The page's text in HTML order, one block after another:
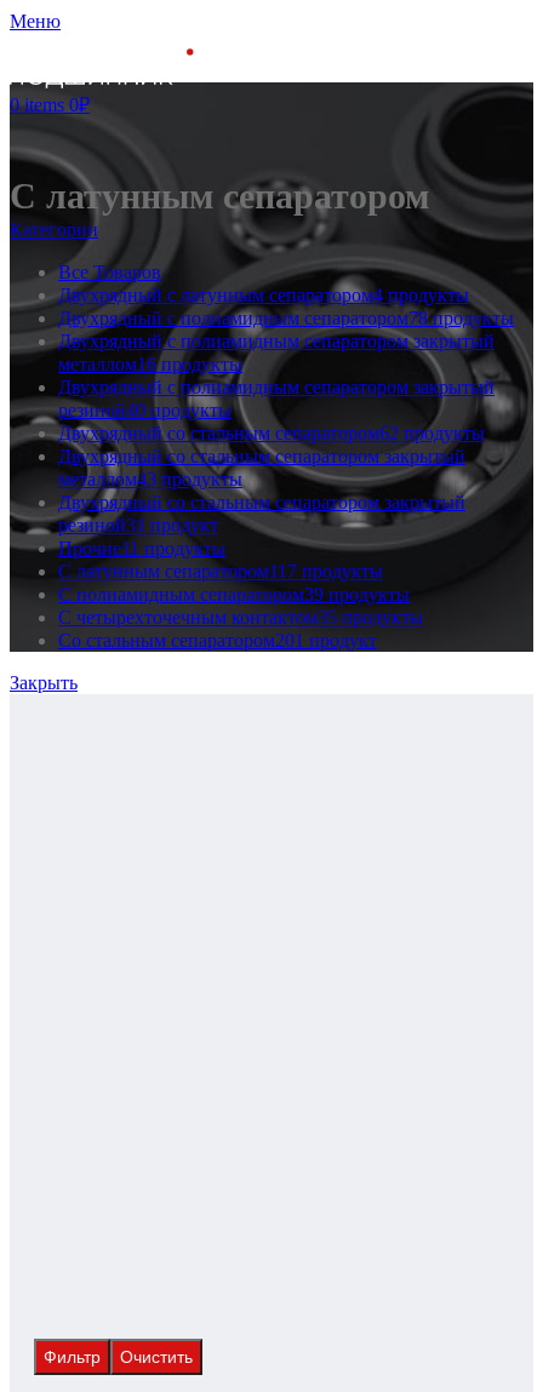
Меню
0 items 0₽
С латунным сепаратором
Категории
Все Товаров
Двухрядный с латунным сепаратором4 продукты
Двухрядный с полиамидным сепаратором78 продукты
Двухрядный с полиамидным сепаратором закрытый
металлом16 продукты
Двухрядный с полиамидным сепаратором закрытый
резиной40 продукты
Двухрядный со стальным сепаратором62 продукты
Двухрядный со стальным сепаратором закрытый
металлом43 продукты
Двухрядный со стальным сепаратором закрытый
резиной31 продукт
Прочие11 продукты
С латунным сепаратором117 продукты
С полиамидным сепаратором39 продукты
С четырехточечным контактом35 продукты
Со стальным сепаратором201 продукт
Закрыть
Фильтр Очистить